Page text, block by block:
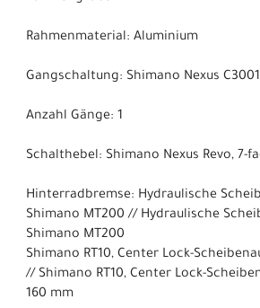
Rahmenmaterial: Aluminium
Gangschaltung: Shimano Nexus
Anzahl Gänge: 1
Schalthebel: Shimano Nexus Revo, 7-
Hinterradbremse: Hydraulische
Shimano MT200 // Hydraulische
Shimano MT200
Shimano RT10, Center Lock-
// Shimano RT10, Center Lock-
160 mm